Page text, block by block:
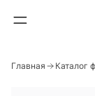
Главная Каталог